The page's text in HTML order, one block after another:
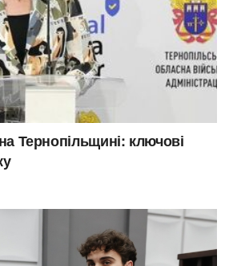
Тернопільщині: ключові